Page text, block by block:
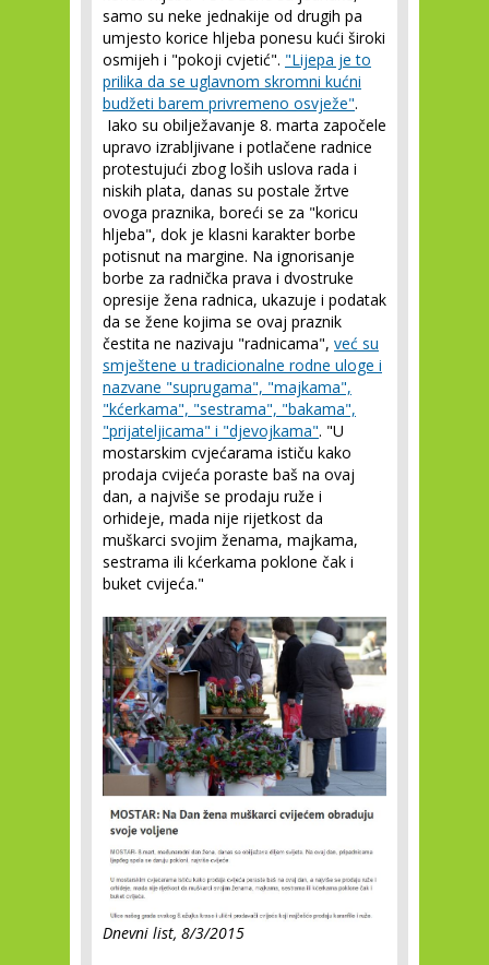
samo su neke jednakije od drugih pa
umjesto korice hljeba ponesu kući široki
osmijeh i "pokoji cvjetić". "Lijepa je to
prilika da se uglavnom skromni kućni
budžeti barem privremeno osvježe".
Iako su obilježavanje 8. marta započele
upravo izrabljivane i potlačene radnice
protestujući zbog loših uslova rada i
niskih plata, danas su postale žrtve
ovoga praznika, boreći se za "koricu
hljeba", dok je klasni karakter borbe
potisnut na margine. Na ignorisanje
borbe za radnička prava i dvostruke
opresije žena radnica, ukazuje i podatak
da se žene kojima se ovaj praznik
čestita ne nazivaju "radnicama", već su
smještene u tradicionalne rodne uloge i
nazvane "suprugama", "majkama",
"kćerkama", "sestrama", "bakama",
"prijateljicama" i "djevojkama". "U
mostarskim cvjećarama ističu kako
prodaja cvijeća poraste baš na ovaj
dan, a najviše se prodaju ruže i
orhideje, mada nije rijetkost da
muškarci svojim ženama, majkama,
sestrama ili kćerkama poklone čak i
buket cvijeća."
Dnevni list, 8/3/2015